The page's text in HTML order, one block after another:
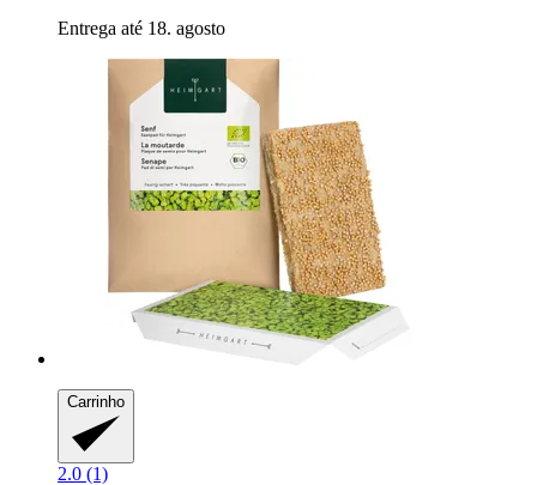
Entrega até 18. agosto
Carrinho
2.0 (1)